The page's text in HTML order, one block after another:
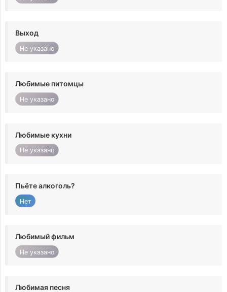
Выход
Не указано
Любимые питомцы
Не указано
Любимые кухни
Не указано
Пьёте алкоголь?
Нет
Любимый фильм
Не указано
Любимая песня